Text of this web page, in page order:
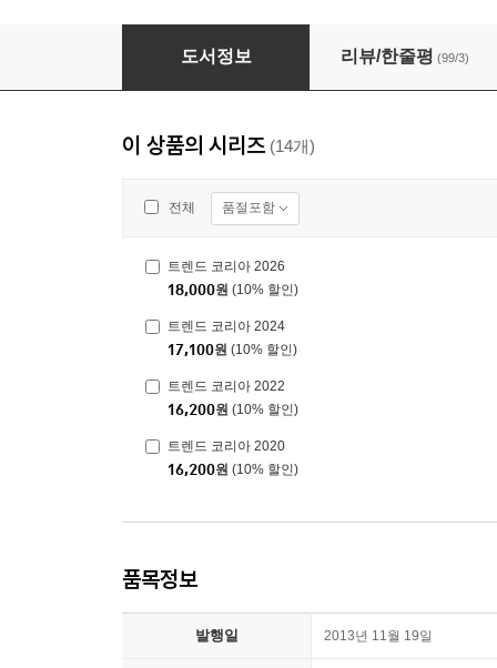
트렌드 코리아 2014
도서정보 리뷰/한줄평 (99/3)
이 상품의 시리즈 (14개)
전체 품절포함
트렌드 코리아 2026
18,000원 (10% 할인)
트렌드 코리아 2024
17,100원 (10% 할인)
트렌드 코리아 2022
16,200원 (10% 할인)
트렌드 코리아 2020
16,200원 (10% 할인)
품목정보
발행일 2013년 11월 19일